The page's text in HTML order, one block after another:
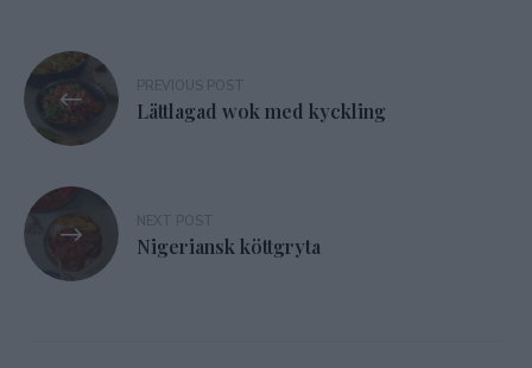
Inläggsnavigering
Lättlagad wok med kyckling
Nigeriansk köttgryta